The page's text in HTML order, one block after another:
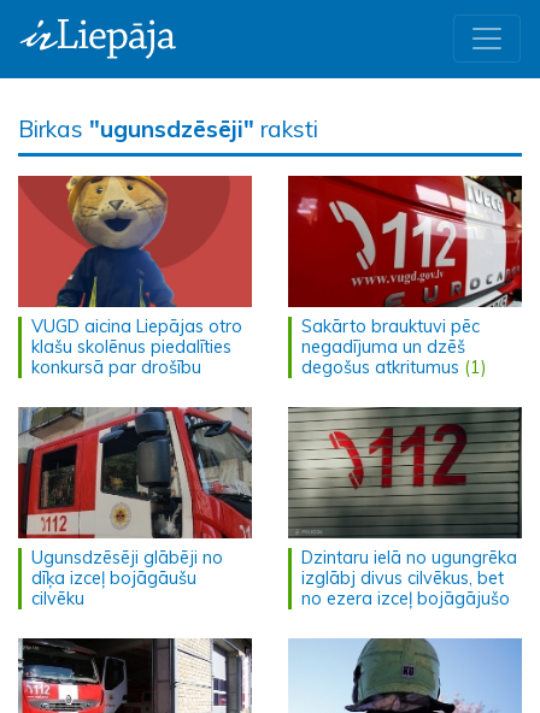
Birkas "ugunsdzēsēji" raksti
VUGD aicina Liepājas otro
klašu skolēnus piedalīties
konkursā par drošību
Sakārto brauktuvi pēc
negadījuma un dzēš
degošus atkritumus (1)
Ugunsdzēsēji glābēji no
dīķa izceļ bojāgāušu
cilvēku
Dzintaru ielā no ugungrēka
izglābj divus cilvēkus, bet
no ezera izceļ bojāgājušo